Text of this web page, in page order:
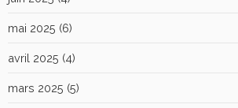
mai 2025 (6)
avril 2025 (4)
mars 2025 (5)